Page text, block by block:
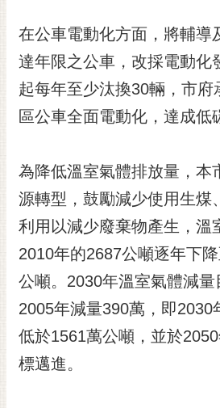
及
安
全
政
策
資
料
開
放
宣
告
市
交
通
位
在公車電動化方面，將輔導
達年限之公車，改採電動化
起每年至少汰換30輛，市府
區公車全面電動化，達成低
為降低溫室氣體排放量，本
源轉型，鼓勵減少使用生煤
利用以減少廢棄物產生，溫
2010年的2687公噸逐年下
公噸。2030年溫室氣體減
2005年減量390萬，即2030
低於1561萬公噸，並於
標邁進。